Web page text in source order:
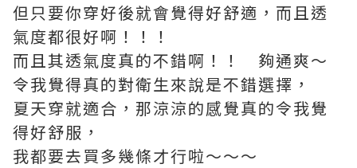
但只要你穿好後就會覺得好舒適，而且透
氣度都很好啊！！！
而且其透氣度真的不錯啊！！ 夠通爽～
令我覺得真的對衛生來說是不錯選擇，
夏天穿就適合，那涼涼的感覺真的令我覺
得好舒服，
我都要去買多幾條才行啦～～～